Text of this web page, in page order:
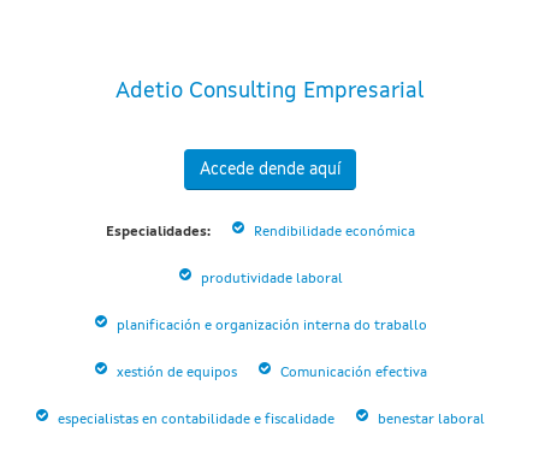
Adetio Consulting Empresarial
Accede dende aquí
Especialidades: Rendibilidade económica
produtividade laboral
planificación e organización interna do traballo
xestión de equipos Comunicación efectiva
especialistas en contabilidade e fiscalidade benestar laboral